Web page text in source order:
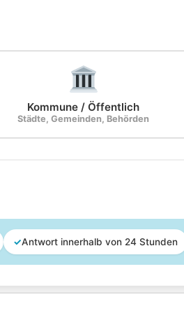
Kommune / Öffentlich
Städte, Gemeinden, Behörden
✓Antwort innerhalb von 24 Stunden